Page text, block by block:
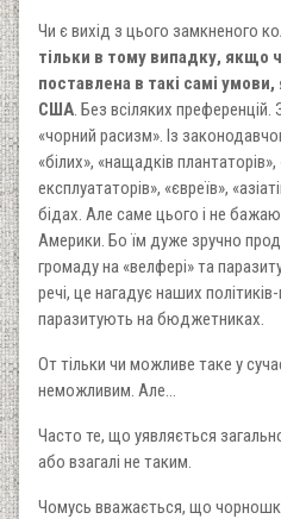
Чи є вихід з цього замкненого
тільки в тому випадку, якщо
поставлена в такі самі умови,
США. Без всіляких
«чорний расизм». Із
«білих», «нащадків плантаторів»,
експлуататорів», «євреїв»,
бідах. Але саме цього і не
Америки. Бо їм дуже зручно
громаду на «велфері» та
речі, це нагадує наших політиків-
паразитують на бюджетниках.
От тільки чи можливе таке у
неможливим. Але…
Часто те, що уявляється
або взагалі не таким.
Чомусь вважається, що